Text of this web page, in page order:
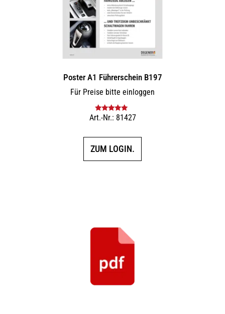
Poster A1 Führerschein B197
Für Preise bitte einloggen
Bewertet mit
Art.-Nr.: 81427
ZUM LOGIN.